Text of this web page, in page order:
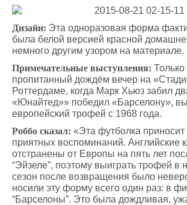
Дизайн: Эта одноразовая форма
была белой версией красной
немного другим узором на материале.
Примечательные выступления: Только
пропитанный дождём вечер на
Роттердаме, когда Марк Хьюз забил
«Юнайтед»» победил «Барселону»,
европейский трофей с 1968 года.
Роббо сказал: «Эта футболка приносит
приятных воспоминаний. Английские
отстранены от Европы на пять лет
“Эйзеле”, поэтому выиграть трофей в
сезон после возвращения было
носили эту форму всего один раз: в
“Барселоны”. Это была дождливая,